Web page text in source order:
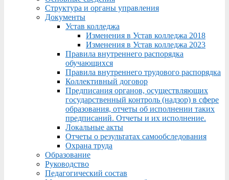
Структура и органы управления
Документы
Устав колледжа
Изменения в Устав колледжа 2018
Изменения в Устав колледжа 2023
Правила внутреннего распорядка
обучающихся
Правила внутреннего трудового распорядка
Коллективный договор
Предписания органов, осуществляющих
государственный контроль (надзор) в сфере
образования, отчеты об исполнении таких
предписаний. Отчеты и их исполнение.
Локальные акты
Отчеты о результатах самообследования
Охрана труда
Образование
Руководство
Педагогический состав